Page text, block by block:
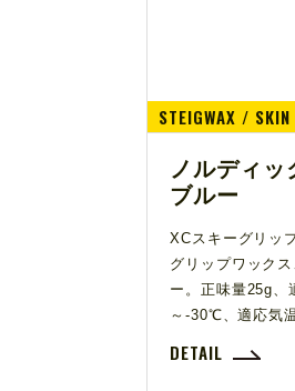
STEIGWAX / SKIN
ノルディッ
ブルー
XCスキーグリッ
グリップワック
ー。正味量25g、
～-30℃、適応気
DETAIL